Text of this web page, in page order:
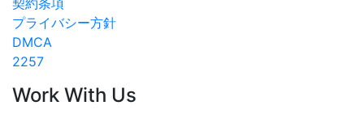
契約条項
プライバシー方針
DMCA
2257
Work With Us